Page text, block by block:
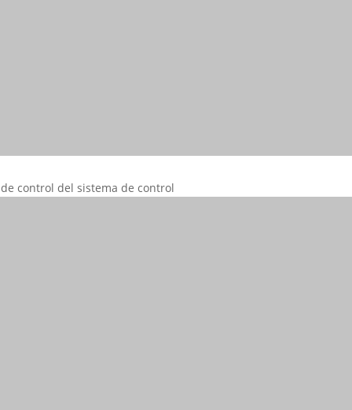
control del sistema de control